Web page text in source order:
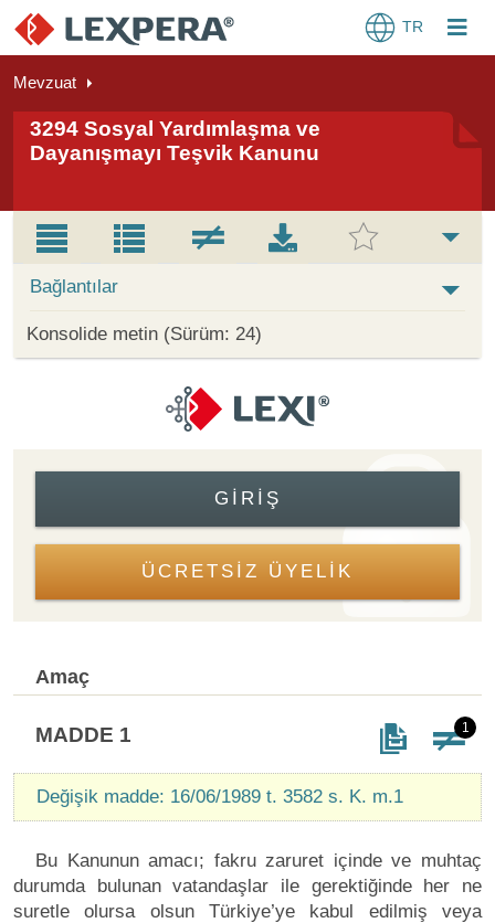
TR
Mevzuat
3294 Sosyal Yardımlaşma ve
Dayanışmayı Teşvik Kanunu
Bağlantılar
Konsolide metin (Sürüm: 24)
GIRIŞ
ÜCRETSİZ ÜYELİK
Amaç
MADDE 1 1
Değişik madde: 16/06/1989 t. 3582 s. K. m.1
Bu Kanunun amacı; fakru zaruret içinde ve muhtaç
durumda bulunan vatandaşlar ile gerektiğinde her ne
suretle olursa olsun Türkiye’ye kabul edilmiş veya